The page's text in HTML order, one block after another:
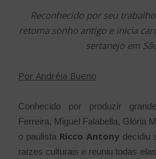
Reconhecido por seu
retoma sonho antigo e inicia
sertanejo em
Por Andréia Bueno
Conhecido por produzir
Ferreira, Miguel Falabella, Glória
o paulista Ricco Antony decidiu
raízes culturais e reuniu todas